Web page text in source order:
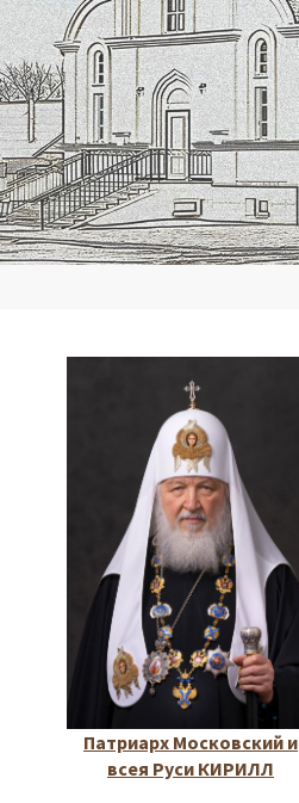
Патриарх Московский и
всея Руси КИРИЛЛ